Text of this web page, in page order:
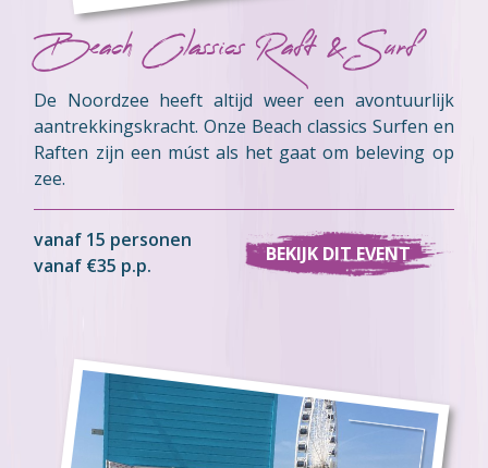
Beach Classics Raft & Surf
De Noordzee heeft altijd weer een avontuurlijk
aantrekkingskracht. Onze Beach classics Surfen en
Raften zijn een múst als het gaat om beleving op
zee.
vanaf 15 personen
vanaf €35 p.p.
BEKIJK DIT EVENT